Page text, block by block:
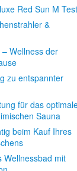
Red Sun M Test
&
Wellness der
zu entspannter
für das
Sauna
beim Kauf Ihres
Wellnessbad mit